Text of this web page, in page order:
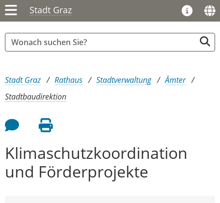
Stadt Graz
Sie sind hier:
Stadt Graz Rathaus Stadtverwaltung
Ämter
Stadtbaudirektion
Feedback an Autor
Seite drucken
Klimaschutzkoordination
und Förderprojekte